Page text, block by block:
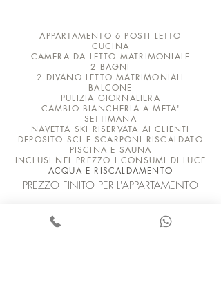
APPARTAMENTO 6 POSTI LETTO
CUCINA
CAMERA DA LETTO MATRIMONIALE
2 BAGNI
2 DIVANO LETTO MATRIMONIALI
BALCONE
PULIZIA GIORNALIERA
CAMBIO BIANCHERIA A META'
SETTIMANA
NAVETTA SKI RISERVATA AI CLIENTI
DEPOSITO SCI E SCARPONI RISCALDATO
PISCINA E SAUNA
INCLUSI NEL PREZZO I CONSUMI DI LUCE
ACQUA E RISCALDAMENTO
PREZZO FINITO PER L'APPARTAMENTO
€650,00